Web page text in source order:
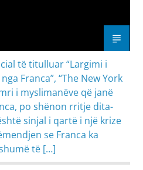
të titulluar “Largimi i
Franca”, “The New York
i myslimanëve që janë
po shënon rritje dita-
sinjal i qartë i një krize
se Franca ka
të […]